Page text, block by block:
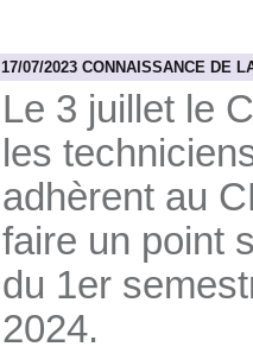
17/07/2023 CONNAISSANCE DE
Le 3 juillet le
les
adhèrent au
faire un point
du 1er
2024.